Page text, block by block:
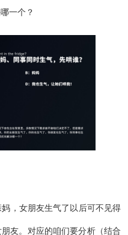
一个？
，女朋友生气了以后可不见得
友。对应的咱们要分析（结合